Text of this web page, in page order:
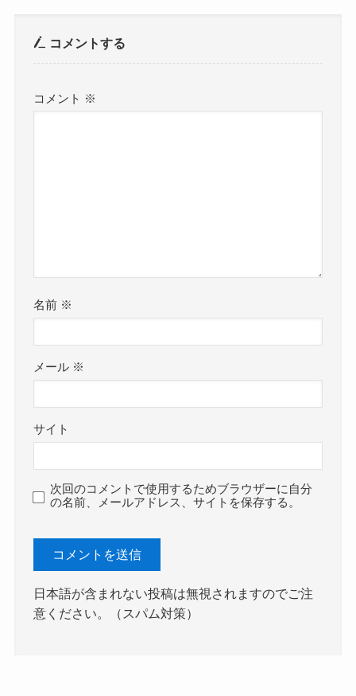
コメントする
コメント ※
名前 ※
メール ※
サイト
次回のコメントで使用するためブラウザーに自分
の名前、メールアドレス、サイトを保存する。
日本語が含まれない投稿は無視されますのでご注
意ください。（スパム対策）